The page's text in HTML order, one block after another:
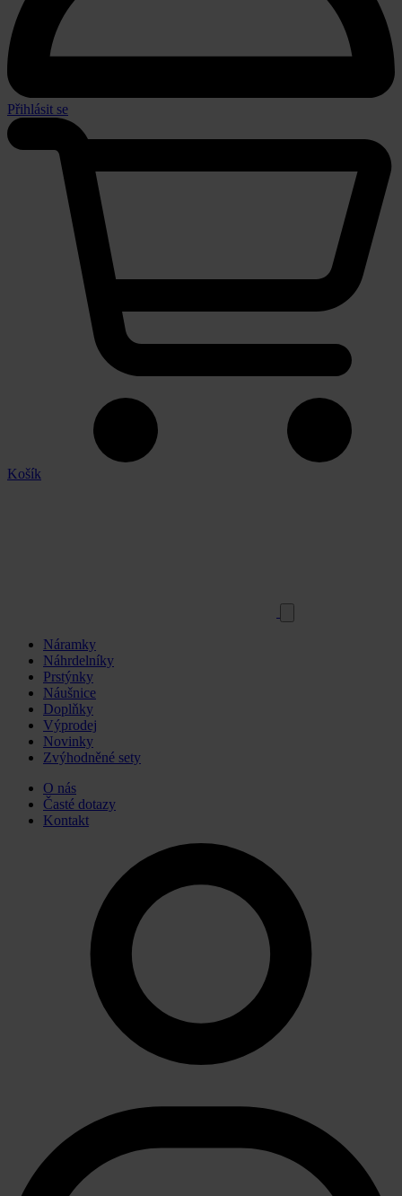
Přihlásit se
Košík
Náramky
Náhrdelníky
Prstýnky
Náušnice
Doplňky
Výprodej
Novinky
Zvýhodněné sety
O nás
Časté dotazy
Kontakt